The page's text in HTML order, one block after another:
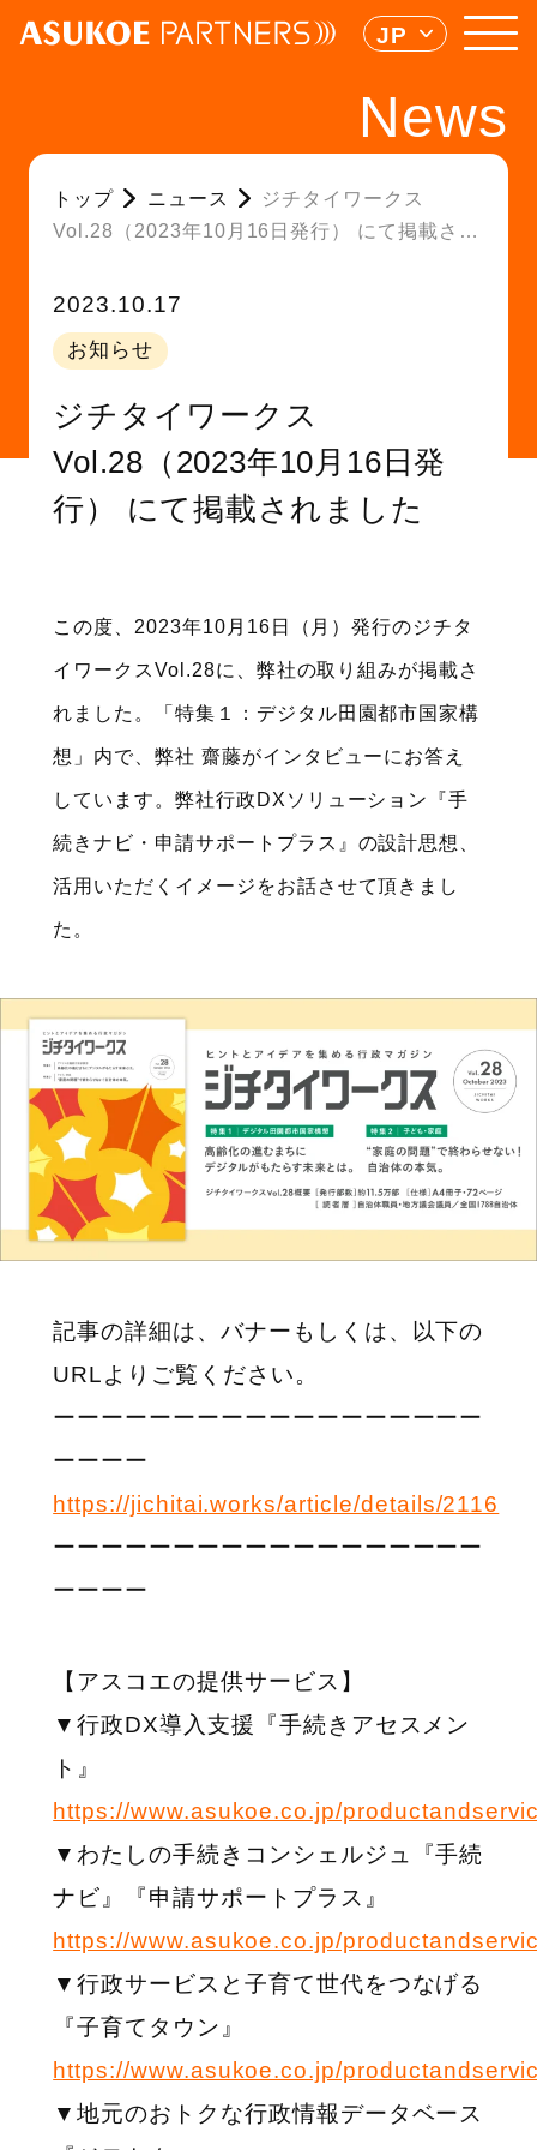
JP
News
トップ ニュース
ジチタイワークス
Vol.28（2023年10月16日発行） にて掲載され
2023.10.17
お知らせ
ジチタイワークス
Vol.28（2023年10月16日発
行） にて掲載されました
この度、2023年10月16日（月）発行のジチタ
イワークスVol.28に、弊社の取り組みが掲載さ
れました。「特集１：デジタル田園都市国家構
想」内で、弊社 齋藤がインタビューにお答え
しています。弊社行政DXソリューション『手
続きナビ・申請サポートプラス』の設計思想、
活用いただくイメージをお話させて頂きまし
た。
記事の詳細は、バナーもしくは、以下の
URLよりご覧ください。
ーーーーーーーーーーーーーーーーーー
ーーーー
https://jichitai.works/article/details/2116
ーーーーーーーーーーーーーーーーーー
ーーーー
【アスコエの提供サービス】
▼行政DX導入支援『手続きアセスメン
ト』
https://www.asukoe.co.jp/
▼わたしの手続きコンシェルジュ『⼿続
ナビ』『申請サポートプラス』
https://www.asukoe.co.jp/
▼行政サービスと子育て世代をつなげる
『子育てタウン』
https://www.asukoe.co.jp/
▼地元のおトクな行政情報データベース